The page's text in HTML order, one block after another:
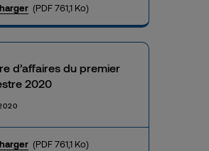
(PDF 761,1 Ko)
d’affaires du premier
2020
(PDF 761,1 Ko)